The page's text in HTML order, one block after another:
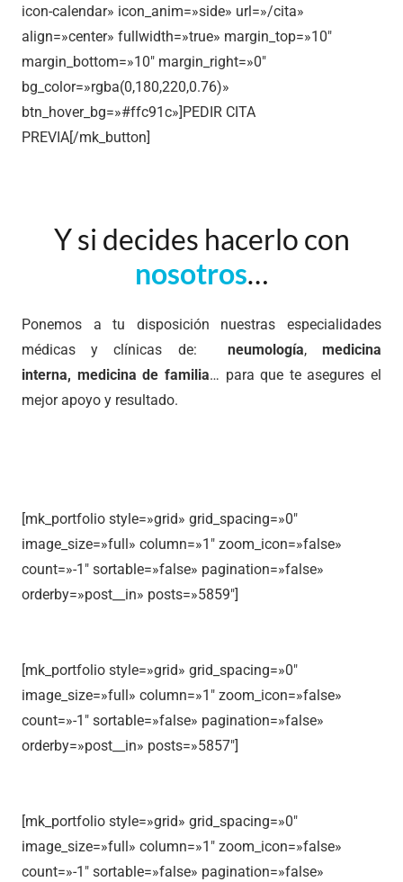
icon-calendar» icon_anim=»side» url=»/cita»
align=»center» fullwidth=»true» margin_top=»10″
margin_bottom=»10″ margin_right=»0″
bg_color=»rgba(0,180,220,0.76)»
btn_hover_bg=»#ffc91c»]PEDIR CITA
PREVIA[/mk_button]
Y si decides hacerlo con
nosotros…
Ponemos a tu disposición nuestras especialidades
médicas y clínicas de:
neumología,medicina
interna, medicina de familia… para que te asegures el
mejor apoyo y resultado.
[mk_portfolio style=»grid» grid_spacing=»0″
image_size=»full» column=»1″ zoom_icon=»false»
count=»-1″ sortable=»false» pagination=»false»
orderby=»post__in» posts=»5859″]
[mk_portfolio style=»grid» grid_spacing=»0″
image_size=»full» column=»1″ zoom_icon=»false»
count=»-1″ sortable=»false» pagination=»false»
orderby=»post__in» posts=»5857″]
[mk_portfolio style=»grid» grid_spacing=»0″
image_size=»full» column=»1″ zoom_icon=»false»
count=»-1″ sortable=»false» pagination=»false»